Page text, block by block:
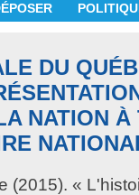
DU
NATION À
(2015). «